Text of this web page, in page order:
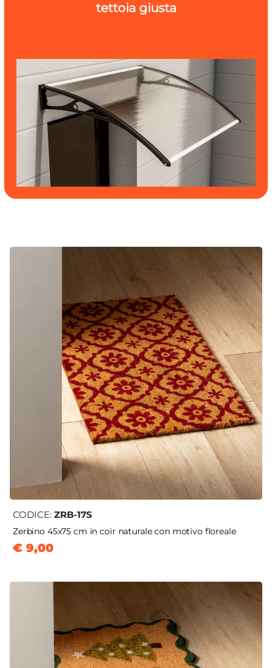
tettoia giusta
CODICE: ZRB-17S
Zerbino 45x75 cm in coir naturale con motivo floreale
€ 9,00